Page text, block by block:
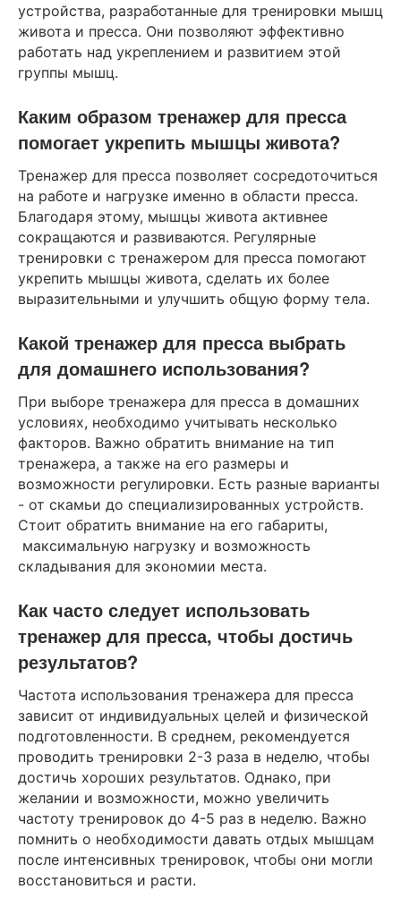
устройства, разработанные для тренировки мышц
живота и пресса. Они позволяют эффективно
работать над укреплением и развитием этой
группы мышц.
Каким образом тренажер для пресса
помогает укрепить мышцы живота?
Тренажер для пресса позволяет сосредоточиться
на работе и нагрузке именно в области пресса.
Благодаря этому, мышцы живота активнее
сокращаются и развиваются. Регулярные
тренировки с тренажером для пресса помогают
укрепить мышцы живота, сделать их более
выразительными и улучшить общую форму тела.
Какой тренажер для пресса выбрать
для домашнего использования?
При выборе тренажера для пресса в домашних
условиях, необходимо учитывать несколько
факторов. Важно обратить внимание на тип
тренажера, а также на его размеры и
возможности регулировки. Есть разные варианты
- от скамьи до специализированных устройств.
Стоит обратить внимание на его габариты,
максимальную нагрузку и возможность
складывания для экономии места.
Как часто следует использовать
тренажер для пресса, чтобы достичь
результатов?
Частота использования тренажера для пресса
зависит от индивидуальных целей и физической
подготовленности. В среднем, рекомендуется
проводить тренировки 2-3 раза в неделю, чтобы
достичь хороших результатов. Однако, при
желании и возможности, можно увеличить
частоту тренировок до 4-5 раз в неделю. Важно
помнить о необходимости давать отдых мышцам
после интенсивных тренировок, чтобы они могли
восстановиться и расти.